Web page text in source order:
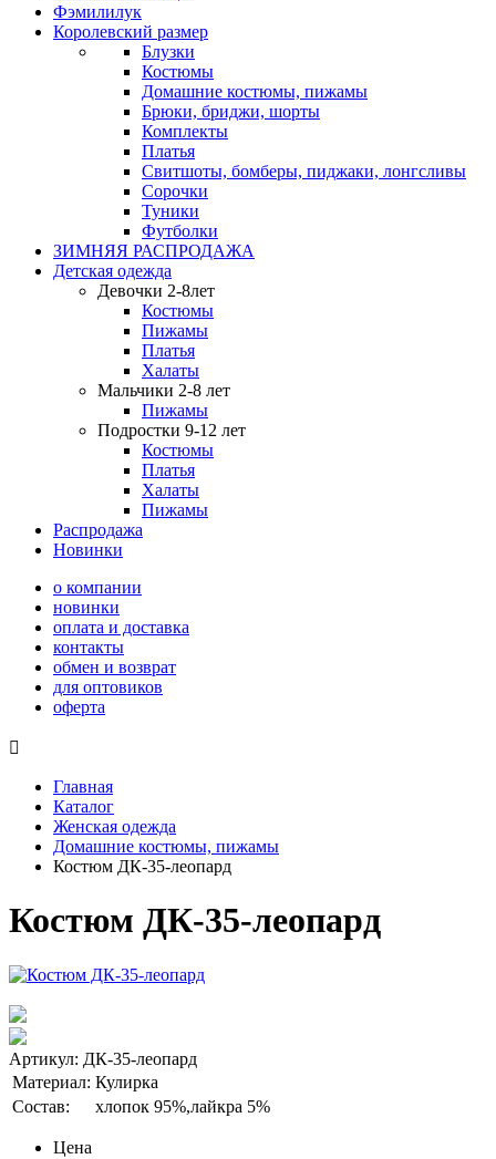
Фэмилилук
Королевский размер
Блузки
Костюмы
Домашние костюмы, пижамы
Брюки, бриджи, шорты
Комплекты
Платья
Свитшоты, бомберы, пиджаки, лонгсливы
Сорочки
Туники
Футболки
ЗИМНЯЯ РАСПРОДАЖА
Детская одежда
Девочки 2-8лет
Костюмы
Пижамы
Платья
Халаты
Мальчики 2-8 лет
Пижамы
Подростки 9-12 лет
Костюмы
Платья
Халаты
Пижамы
Распродажа
Новинки
о компании
новинки
оплата и доставка
контакты
обмен и возврат
для оптовиков
оферта

Главная
Каталог
Женская одежда
Домашние костюмы, пижамы
Костюм ДК-35-леопард
Костюм ДК-35-леопард
Артикул: ДК-35-леопард
Материал: Кулирка
Состав:
хлопок 95%,лайкра 5%
Цена